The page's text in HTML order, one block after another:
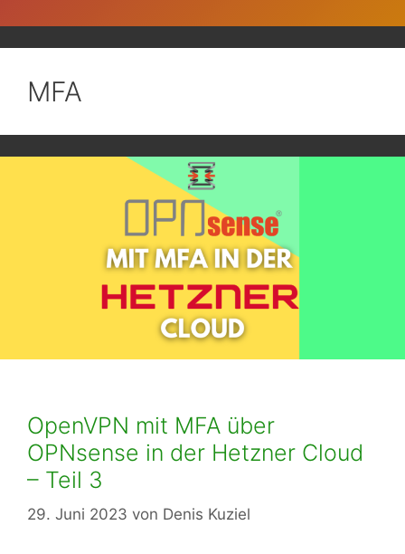
MFA
OpenVPN mit MFA über
OPNsense in der Hetzner Cloud
– Teil 3
29. Juni 2023 von Denis Kuziel